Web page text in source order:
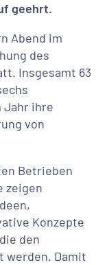
geehrt.
Abend im
des
Insgesamt 63
Jahr ihre
von
Betrieben
zeigen
Konzepte
den
werden. Damit